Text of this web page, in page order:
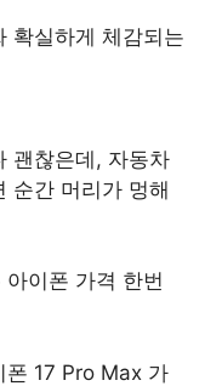
확실하게 체감되는
괜찮은데, 자동차
순간 머리가 멍해
이폰 가격 한번
폰 17 Pro Max 가